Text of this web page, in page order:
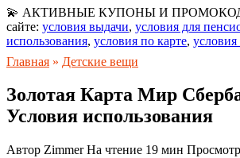
💫 АКТИВНЫЕ КУПОНЫ И
сайте: условия выдачи, условия для
использования, условия по карте,
Главная » Детские вещи
Золотая Карта Мир
Условия использования
Автор Zimmer На чтение 19 мин